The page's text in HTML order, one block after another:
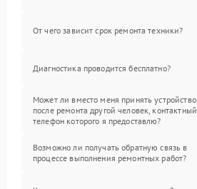
От чего зависит срок ремонта техники?
Диагностика проводится бесплатно?
Может ли вместо меня принять устройство
после ремонта другой человек, контактный
телефон которого я предоставлю?
Возможно ли получать обратную связь в
процессе выполнения ремонтных работ?